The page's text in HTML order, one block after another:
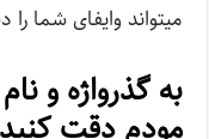
میتواند وایفای شما
به گذرواژه و